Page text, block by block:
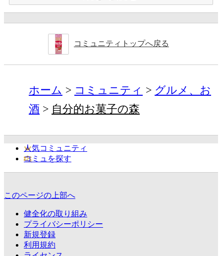
コミュニティトップへ戻る
ホーム コミュニティ
グルメ、お
酒
自分的お菓子の森
人気コミュニティ
コミュを探す
このページの上部へ
健全化の取り組み
プライバシーポリシー
新規登録
利用規約